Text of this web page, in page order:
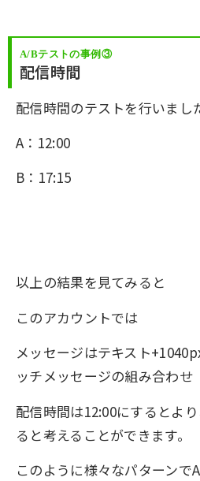
A/Bテストの事例③
配信時間
配信時間のテストを行いまし
A：12:00
B：17:15
以上の結果を見てみると
このアカウントでは
メッセージはテキスト
ッチメッセージの組み合わせ
配信時間は12:00にするとよ
ると考えることができます。
このように様々なパターンで